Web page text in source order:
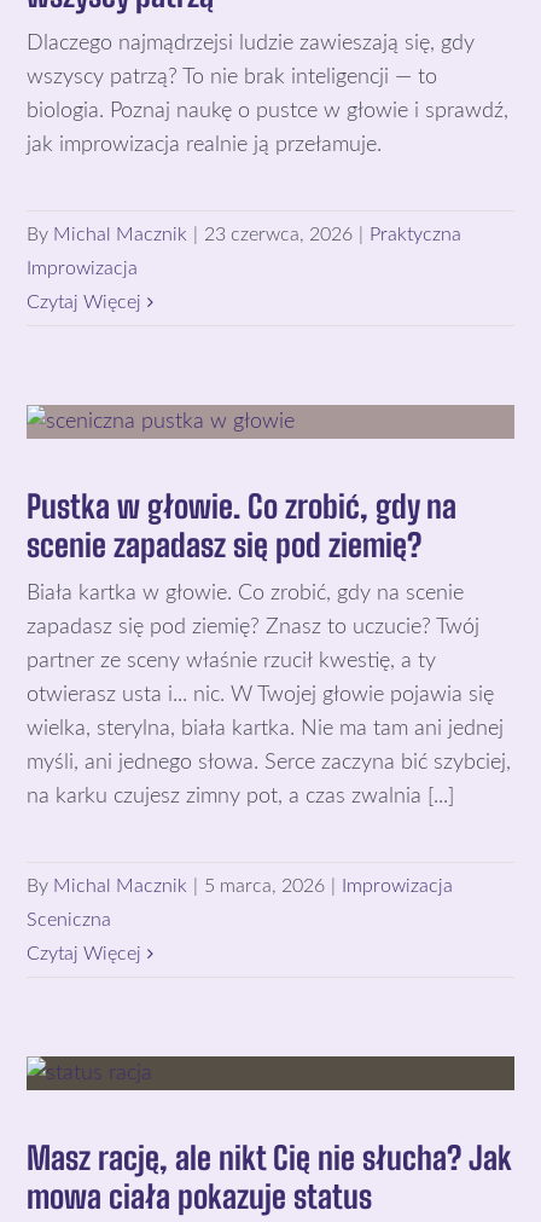
Dlaczego najmądrzejsi ludzie zawieszają się, gdy
wszyscy patrzą? To nie brak inteligencji — to
biologia. Poznaj naukę o pustce w głowie i sprawdź,
jak improwizacja realnie ją przełamuje.
By Michal Macznik 23 czerwca, 2026
Praktyczna
Improwizacja
Czytaj Więcej
Pustka w głowie. Co zrobić, gdy na
scenie zapadasz się pod ziemię?
Biała kartka w głowie. Co zrobić, gdy na scenie
zapadasz się pod ziemię? Znasz to uczucie? Twój
partner ze sceny właśnie rzucił kwestię, a ty
otwierasz usta i... nic. W Twojej głowie pojawia się
wielka, sterylna, biała kartka. Nie ma tam ani jednej
myśli, ani jednego słowa. Serce zaczyna bić szybciej,
na karku czujesz zimny pot, a czas zwalnia [...]
By Michal Macznik 5 marca, 2026
Improwizacja
Sceniczna
Czytaj Więcej
Masz rację, ale nikt Cię nie słucha? Jak
mowa ciała pokazuje status